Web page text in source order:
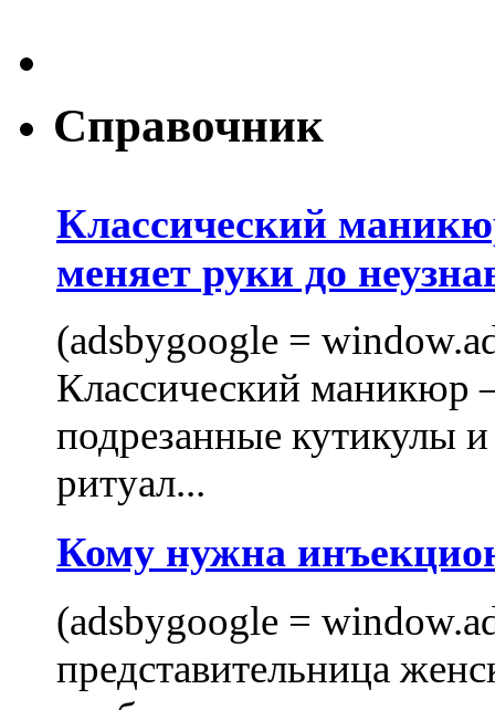
Справочник
Классический
меняет руки до
(adsbygoogle =
Классический маникюр
подрезанные кутикулы
ритуал...
Кому нужна
(adsbygoogle =
представительница